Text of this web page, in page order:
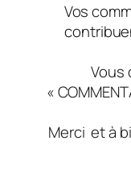
Vos
Vous
«
Merci et à